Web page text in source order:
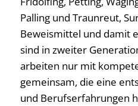
Palling und Traunreut,
Beweismittel und damit
sind in zweiter
arbeiten nur mit
gemeinsam, die eine
und Berufserfahrungen